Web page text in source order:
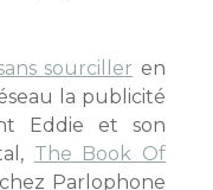
sourciller en
la publicité
Eddie et son
The Book Of
Parlophone